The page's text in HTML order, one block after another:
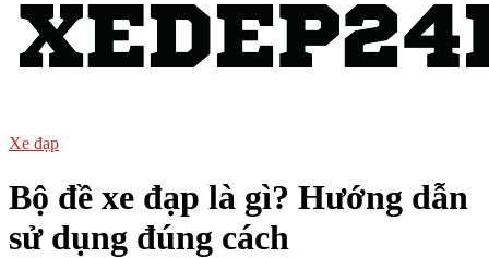
Xe đạp
Bộ đề xe đạp là gì? Hướng dẫn
sử dụng đúng cách